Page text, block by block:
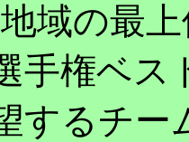
域の最
手権ベス
するチー